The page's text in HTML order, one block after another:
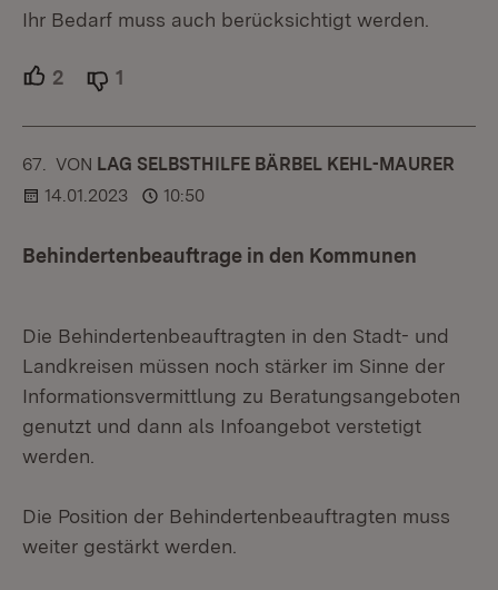
Ihr Bedarf muss auch berücksichtigt werden.
2 Unterstützer.
1
67. KOMMENTAR
VON :LAG SELBSTHILFE BÄRBEL KEHL-MAURER
14.01.2023
10:50
Behindertenbeauftrage in den Kommunen
Die Behindertenbeauftragten in den Stadt- und
Landkreisen müssen noch stärker im Sinne der
Informationsvermittlung zu Beratungsangeboten
genutzt und dann als Infoangebot verstetigt
werden.
Die Position der Behindertenbeauftragten muss
weiter gestärkt werden.